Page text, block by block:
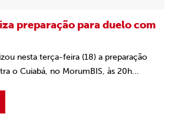
preparação para duelo com
nesta terça-feira (18) a preparação
o Cuiabá, no MorumBIS, às 20h...